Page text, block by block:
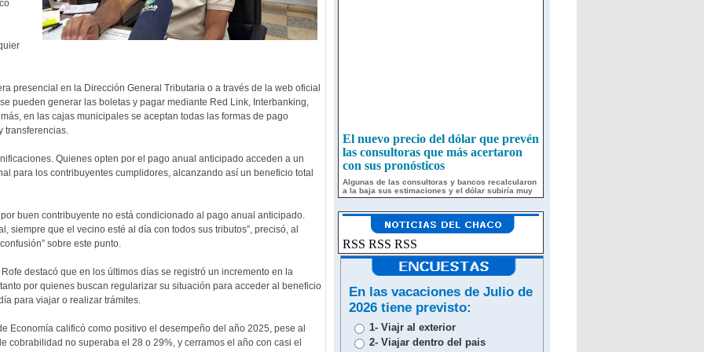
presencial en la Dirección General Tributaria o a través de la web oficial
pueden generar las boletas y pagar mediante Red Link, Interbanking,
en las cajas municipales se aceptan todas las formas de pago
transferencias.
Quienes opten por el pago anual anticipado acceden a un
para los contribuyentes cumplidores, alcanzando así un beneficio total
buen contribuyente no está condicionado al pago anual anticipado.
siempre que el vecino esté al día con todos sus tributos”, precisó, al
sobre este punto.
destacó que en los últimos días se registró un incremento en la
por quienes buscan regularizar su situación para acceder al beneficio
para viajar o realizar trámites.
Economía calificó como positivo el desempeño del año 2025, pese al
cobrabilidad no superaba el 28 o 29%, y cerramos el año con casi el
El nuevo precio del dólar que prevén
las consultoras que más acertaron
con sus pronósticos
a la baja sus estimaciones y el dólar subiría muy
por debajo de la inflación este año
Milei pide a México que compren
más alimentos argentinos para
reabrir el mercado de autos
La negociación entre ambos países impacta a
terminales y autopartistas argentinas, en medio de
la presión por ampliar exportaciones
agroindustriales
Lionel despidió a su padre junto a
familiares y amigos en Rosario
Tras conocer la noticia del fallecimiento de su
padre, Messi llegó a su ciudad natal este sábado a
la noche en su avión privado
RSS RSS RSS
En las vacaciones de Julio de
2026 tiene previsto:
1- Viajr al exterior
2- Viajar dentro del pais